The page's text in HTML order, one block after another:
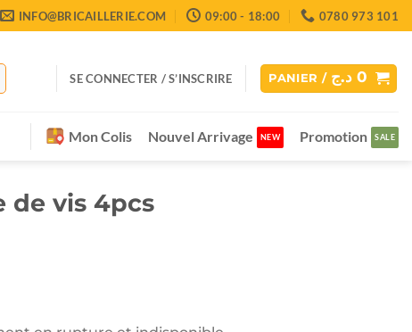
INFO@BRICAILLERIE.COM 09:00 - 18:00 0780 973 101
SE CONNECTER / S’INSCRIRE PANIER / 0 د.ج
Mon Colis Nouvel Arrivage Promotion
de vis 4pcs